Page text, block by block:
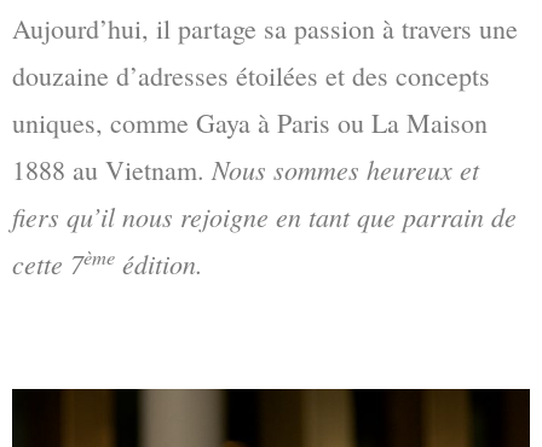
Aujourd’hui, il partage sa passion à travers une
douzaine d’adresses étoilées et des concepts
uniques, comme Gaya à Paris ou La Maison
1888 au Vietnam.Nous sommes heureux et
fiers qu’il nous rejoigne en tant que parrain de
cette 7ème édition.